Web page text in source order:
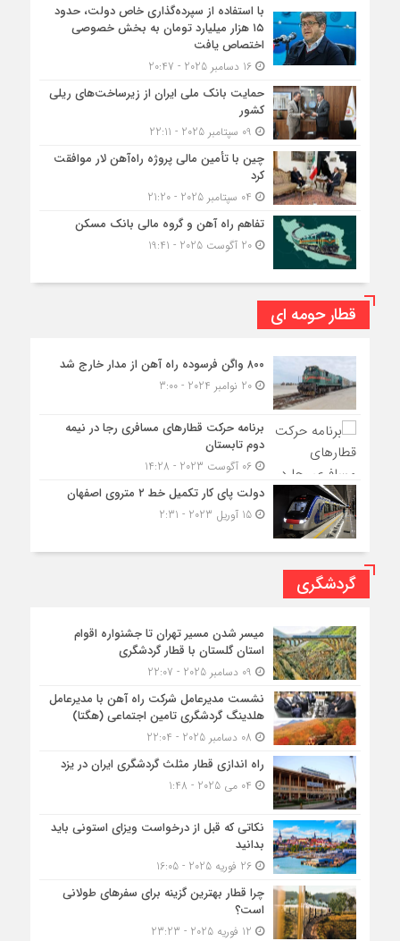
با استفاده از سپرده‌گذاری خاص دولت، حدود
۱۵ هزار میلیارد تومان به بخش خصوصی
اختصاص یافت
16 دسامبر 2025 - 20:47
حمایت بانک ملی ایران از زیرساخت‌های ریلی
کشور
چین با تأمین مالی پروژه راه‌آهن لار موافقت
کرد
تفاهم راه آهن و گروه مالی بانک مسکن
20 آگوست 2025 - 19:41
قطار حومه ای
۸۰۰ واگن فرسوده راه آهن از مدار خارج شد
20 نوامبر 2024 - 3:00
برنامه حرکت قطارهای مسافری رجا در نیمه
دوم تابستان
06 آگوست 2023 - 14:28
دولت پای کار تکمیل خط ۲ متروی اصفهان
15 آوریل 2023 - 2:31
گردشگری
میسر شدن مسیر تهران تا جشنواره اقوام
استان گلستان با قطار گردشگری
نشست مدیرعامل شرکت راه آهن با مدیرعامل
هلدینگ گردشگری تامین اجتماعی (هگتا)
راه اندازی قطار مثلث گردشگری ایران در یزد
نکاتی که قبل از درخواست ویزای استونی باید
بدانید
26 فوریه 2025 - 16:05
چرا قطار بهترین گزینه برای سفرهای طولانی
است؟